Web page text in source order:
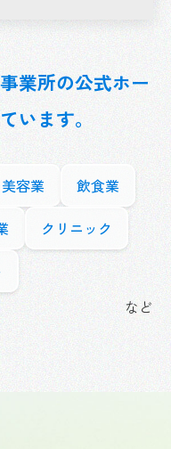
業所の公式ホー
います。
美容業
飲食業
クリニック
など